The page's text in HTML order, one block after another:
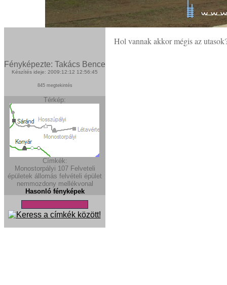
Fényképezte: Takács Bence
Készítés ideje: 2009:12:12 12:56:45
845 megtekintés
Térkép:
Címkék:
Monostorpályi 107 Felveteli
épületek állomás felvételi épület
nemmozdony mellékvonal
Hasonló fényképek
Hol vannak akkor mégis az